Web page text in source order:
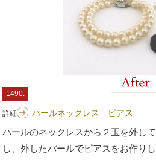
1490.
詳細 パールネックレス ピアス
パールのネックレスから２玉を外し
し、外したパールでピアスをお作りし